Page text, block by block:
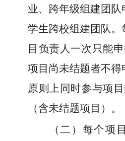
业、跨年级组建团
学生跨校组建团队。
目负责人一次只能申
项目尚未结题者不
原则上同时参与项
（含未结题项目）。
（二） 每个项